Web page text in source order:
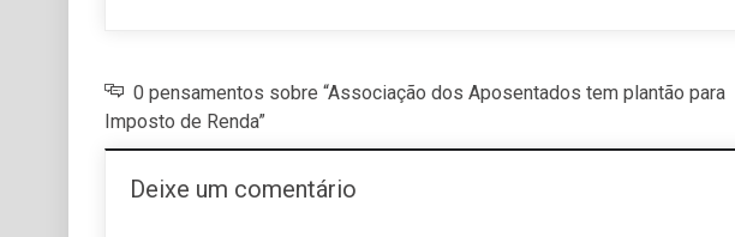
0 pensamentos sobre “Associação dos Aposentados tem plantão para
Imposto de Renda”
Deixe um comentário